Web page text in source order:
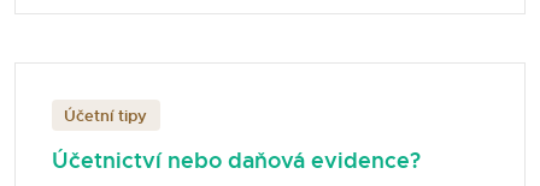
Účetní tipy
Účetnictví nebo daňová evidence?